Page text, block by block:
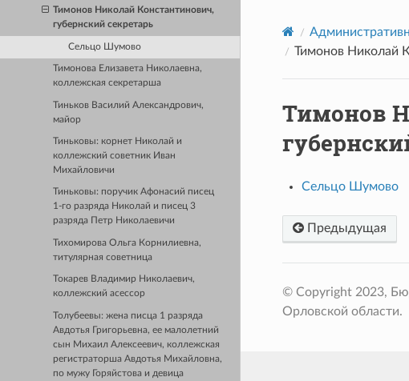
Тимонов Николай Константинович,
губернский секретарь
Сельцо Шумово
Тимонова Елизавета Николаевна,
коллежская секретарша
Тиньков Василий Александрович,
майор
Тиньковы: корнет Николай и
коллежский советник Иван
Михайловичи
Тиньковы: поручик Афонасий писец
1-го разряда Николай и писец 3
разряда Петр Николаевичи
Тихомирова Ольга Корнилиевна,
титулярная советница
Токарев Владимир Николаевич,
коллежский асессор
Толубеевы: жена писца 1 разряда
Авдотья Григорьевна, ее малолетний
сын Михаил Алексеевич, коллежская
регистраторша Авдотья Михайловна,
по мужу Горяйстова и девица
Тимонов Николай
Тимонов
Сельцо Шумово
Предыдущая
© Copyright 2023,
Орловской области.